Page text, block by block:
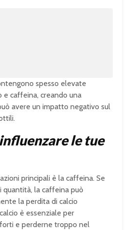
spesso elevate
e caffeina, creando una
avere un impatto negativo sul
le tue
principali è la caffeina. Se
quantità, la caffeina può
la perdita di calcio
è essenziale per
e perderne troppo nel